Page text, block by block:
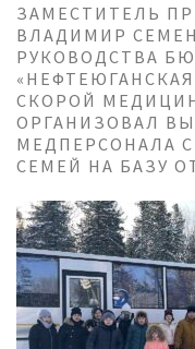
ЗАМЕСТИТЕЛЬ
ВЛАДИМИР
РУКОВОДСТВА
СКОРОЙ
ОРГАНИЗОВАЛ
МЕДПЕРСОНАЛА
СЕМЕЙ НА БАЗУ